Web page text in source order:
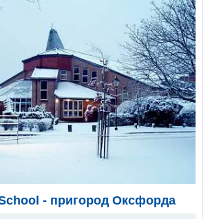
- пригород Оксфорда